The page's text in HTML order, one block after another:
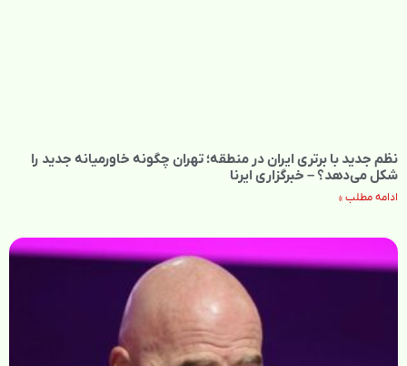
نظم جدید با برتری ایران در منطقه؛ تهران چگونه خاورمیانه جدید را
شکل می‌دهد؟ – خبرگزاری ایرنا
ادامه مطلب »